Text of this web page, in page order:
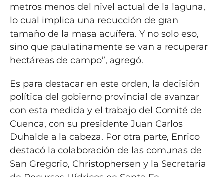
metros menos del nivel actual de la laguna,
lo cual implica una reducción de gran
tamaño de la masa acuífera. Y no solo eso,
sino que paulatinamente se van a recuperar
hectáreas de campo”, agregó.
Es para destacar en este orden, la decisión
política del gobierno provincial de avanzar
con esta medida y el trabajo del Comité de
Cuenca, con su presidente Juan Carlos
Duhalde a la cabeza. Por otra parte, Enrico
destacó la colaboración de las comunas de
San Gregorio, Christophersen y la Secretaria